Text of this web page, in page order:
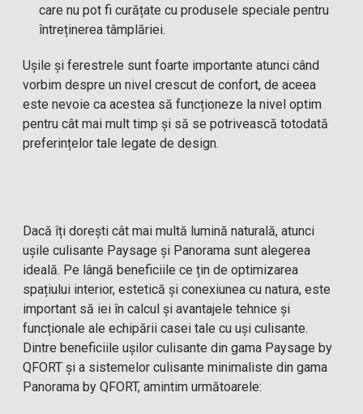
care nu pot fi curățate cu produsele speciale pentru
întreținerea tâmplăriei.
Ușile și ferestrele sunt foarte importante atunci când
vorbim despre un nivel crescut de confort, de aceea
este nevoie ca acestea să funcționeze la nivel optim
pentru cât mai mult timp și să se potrivească totodată
preferințelor tale legate de design.
Dacă îți dorești cât mai multă lumină naturală, atunci
ușile culisante Paysage și Panorama sunt alegerea
ideală. Pe lângă beneficiile ce țin de optimizarea
spațiului interior, estetică și conexiunea cu natura, este
important să iei în calcul și avantajele tehnice și
funcționale ale echipării casei tale cu uși culisante.
Dintre beneficiile ușilor culisante din gama Paysage by
QFORT și a sistemelor culisante minimaliste din gama
Panorama by QFORT, amintim următoarele: